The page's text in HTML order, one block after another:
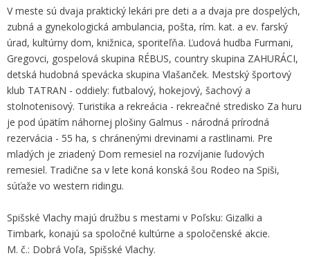
V meste sú dvaja praktický lekári pre deti a a dvaja pre dospelých,
zubná a gynekologická ambulancia, pošta, rím. kat. a ev. farský
úrad, kultúrny dom, knižnica, sporiteľňa. Ľudová hudba Furmani,
Gregovci, gospelová skupina RÉBUS, country skupina ZAHURÁCI,
detská hudobná spevácka skupina Vlašanček. Mestský športový
klub TATRAN - oddiely: futbalový, hokejový, šachový a
stolnotenisový. Turistika a rekreácia - rekreačné stredisko Za huru
je pod úpätím náhornej plošiny Galmus - národná prírodná
rezervácia - 55 ha, s chránenými drevinami a rastlinami. Pre
mladých je zriadený Dom remesiel na rozvíjanie ľudových
remesiel. Tradične sa v lete koná konská šou Rodeo na Spiši,
súťaže vo western ridingu.
Spišské Vlachy majú družbu s mestami v Poľsku: Gizalki a
Timbark, konajú sa spoločné kultúrne a spoločenské akcie.
M. č.: Dobrá Voľa, Spišské Vlachy.